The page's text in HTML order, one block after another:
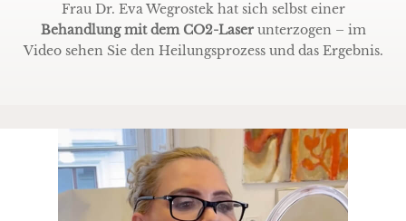
Frau Dr. Eva Wegrostek hat sich selbst einer
Behandlung mit dem CO2-Laserunterzogen – im
Video sehen Sie den Heilungsprozess und das Ergebnis.